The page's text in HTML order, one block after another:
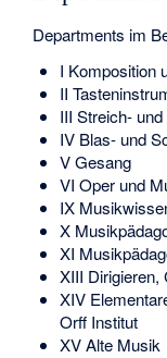
Departments im
I Komposition
II
III Streich-
IV Blas- und
V Gesang
VI Oper und
IX
X
XI
XIII Dirigieren,
XIV
Orff Institut
XV Alte Musik